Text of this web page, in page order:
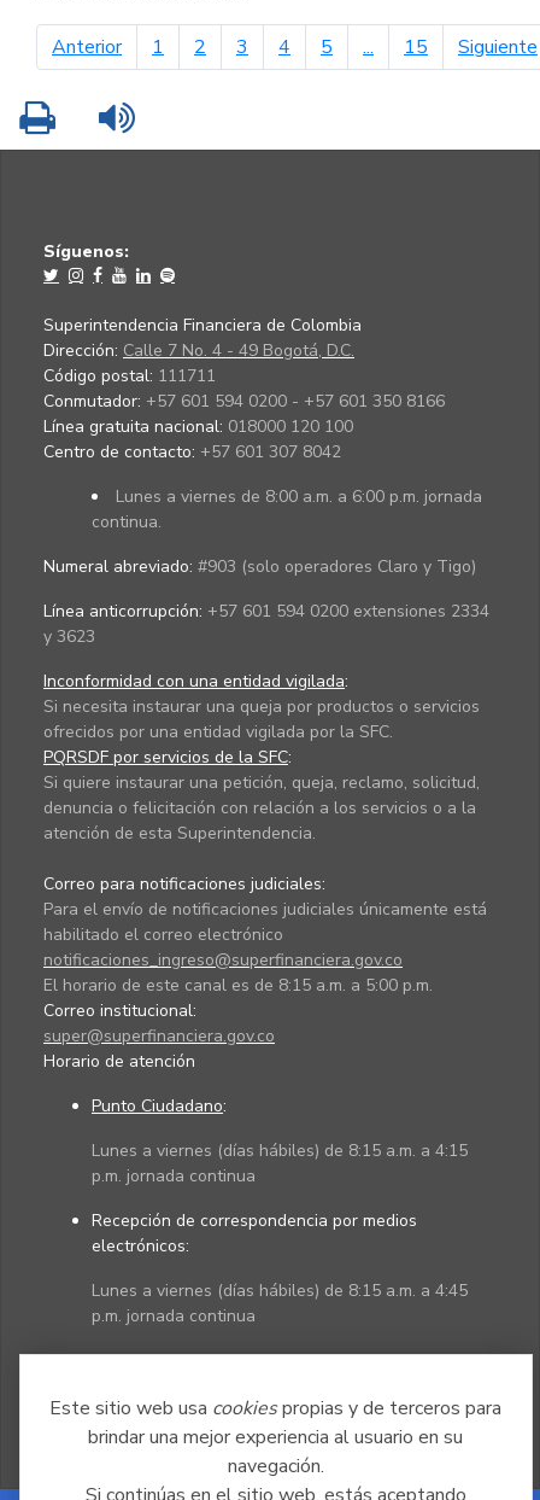
Este sitio web usa cookiespropias y de terceros para
brindar una mejor experiencia al usuario en su
navegación.
Anteriorpágina anterior
1 2 3 4 5 ... 15 Siguiente
Imprimir
Síguenos:
Superintendencia Financiera de Colombia
Dirección: Calle 7 No. 4 - 49 Bogotá, D.C.
Código postal: 111711
Conmutador: +57 601 594 0200 - +57 601 350 8166
Línea gratuita nacional: 018000 120 100
Centro de contacto: +57 601 307 8042
Lunes a viernes de 8:00 a.m. a 6:00 p.m. jornada
continua.
Numeral abreviado: #903 (solo operadores Claro y Tigo)
Línea anticorrupción: +57 601 594 0200 extensiones 2334
y 3623
Inconformidad con una entidad vigilada:
Si necesita instaurar una queja por productos o servicios
ofrecidos por una entidad vigilada por la SFC.
PQRSDF por servicios de la SFC:
Si quiere instaurar una petición, queja, reclamo, solicitud,
denuncia o felicitación con relación a los servicios o a la
atención de esta Superintendencia.
Correo para notificaciones judiciales:
Para el envío de notificaciones judiciales únicamente está
habilitado el correo electrónico
notificaciones_ingreso@superfinanciera.gov.co
El horario de este canal es de 8:15 a.m. a 5:00 p.m.
Correo institucional:
super@superfinanciera.gov.co
Horario de atención
Punto Ciudadano:
Lunes a viernes (días hábiles) de 8:15 a.m. a 4:15
p.m. jornada continua
Recepción de correspondencia por medios
electrónicos:
Lunes a viernes (días hábiles) de 8:15 a.m. a 4:45
p.m. jornada continua